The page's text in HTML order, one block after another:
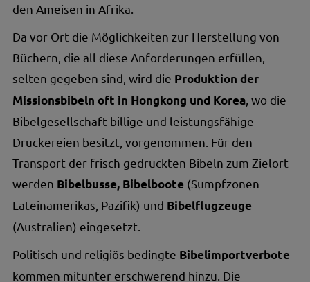
den Ameisen in Afrika.
Da vor Ort die Möglichkeiten zur Herstellung von
Büchern, die all diese Anforderungen erfüllen,
selten gegeben sind, wird die Produktion der
Missionsbibeln oft in Hongkong und Korea, wo die
Bibelgesellschaft billige und leistungsfähige
Druckereien besitzt, vorgenommen. Für den
Transport der frisch gedruckten Bibeln zum Zielort
werden Bibelbusse, Bibelboote (Sumpfzonen
Lateinamerikas, Pazifik) und Bibelflugzeuge
(Australien) eingesetzt.
Politisch und religiös bedingte Bibelimportverbote
kommen mitunter erschwerend hinzu. Die